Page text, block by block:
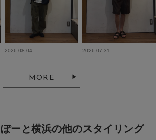
2026.08.04 2026.07.31
MORE
ーと横浜の他のスタイリング